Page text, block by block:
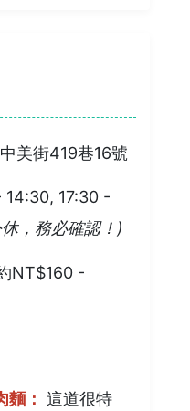
美街419巷16號
14:30, 17:30 -
，務必確認！)
NT$160 -
麵： 這道很特